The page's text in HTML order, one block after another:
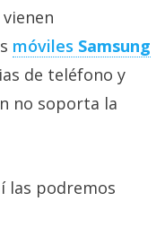
móviles Samsung
de teléfono y
no soporta la
las podremos